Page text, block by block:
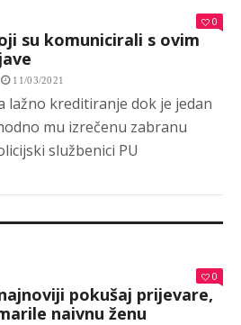
0
su komunicirali s ovim
11/03/2021
lažno kreditiranje dok je jedan
mu izrečenu zabranu
službenici PU
0
pokušaj prijevare,
naivnu ženu